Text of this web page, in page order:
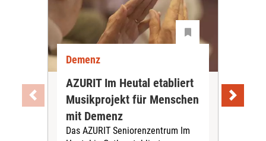
Demenz
AZURIT Im Heutal etabliert
Musikprojekt für Menschen
mit Demenz
Das AZURIT Seniorenzentrum Im